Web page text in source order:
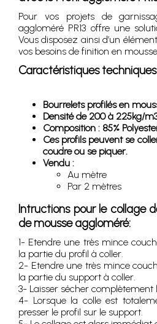
Pour vos projets de
aggloméré PR13 offre une
Vous disposez ainsi d’un
vos besoins de finition en
Caractéristiques techniques
Bourrelets profilés en
Densité de 200 à 225kg/
Composition : 85%
Ces profils peuvent se
coudre ou se piquer.
Vendu :
Au mètre
Par 2 mètres
Intructions pour le collage
de mousse aggloméré:
1- Etendre une très mince
la partie du profil à coller.
2- Etendre une très mince
la partie du support à coller.
3- Laisser sécher complètement
4- Lorsque la colle est
presser le profil sur le support.